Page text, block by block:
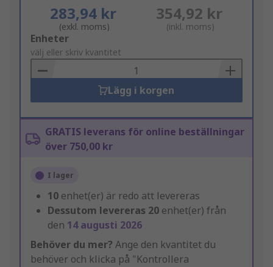
283,94 kr
(exkl. moms)
354,92 kr
(inkl. moms)
Add
to
Basket
Enheter
välj eller skriv kvantitet
Lägg i korgen
GRATIS leverans för online beställningar
över 750,00 kr
I lager
10 enhet(er) är redo att levereras
Dessutom levereras 20 enhet(er) från
den 14 augusti 2026
Behöver du mer? Ange den kvantitet du
behöver och klicka på "Kontrollera